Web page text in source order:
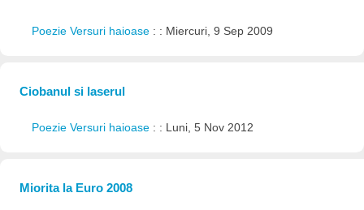
Poezie Versuri haioase : : Miercuri, 9 Sep 2009
Ciobanul si laserul
Poezie Versuri haioase : : Luni, 5 Nov 2012
Miorita la Euro 2008